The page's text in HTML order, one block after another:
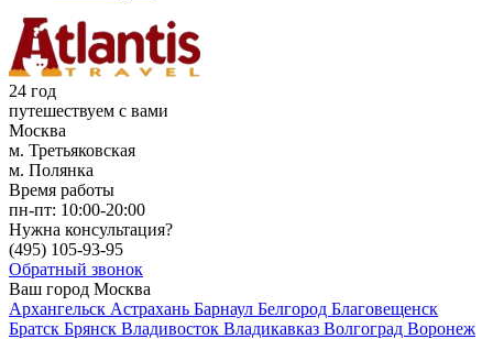
24 год
путешествуем с вами
Москва
м. Третьяковская
м. Полянка
Время работы
пн-пт: 10:00-20:00
Нужна консультация?
(495) 105-93-95
Обратный звонок
Ваш город Москва
Архангельск Астрахань Барнаул Белгород Благовещенск
Братск Брянск Владивосток Владикавказ Волгоград Воронеж